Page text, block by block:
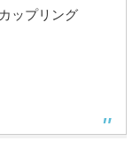
カップリング